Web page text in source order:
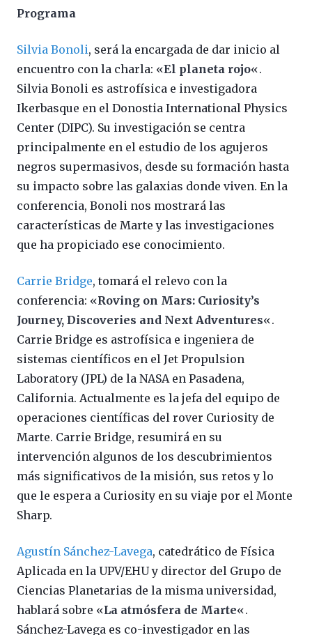
Programa
Silvia Bonoli, será la encargada de dar inicio al
encuentro con la charla: «El planeta rojo«.
Silvia Bonoli es astrofísica e investigadora
Ikerbasque en el Donostia International Physics
Center (DIPC). Su investigación se centra
principalmente en el estudio de los agujeros
negros supermasivos, desde su formación hasta
su impacto sobre las galaxias donde viven. En la
conferencia, Bonoli nos mostrará las
características de Marte y las investigaciones
que ha propiciado ese conocimiento.
Carrie Bridge, tomará el relevo con la
conferencia: «Roving on Mars: Curiosity’s
Journey, Discoveries and Next Adventures«.
Carrie Bridge es astrofísica e ingeniera de
sistemas científicos en el Jet Propulsion
Laboratory (JPL) de la NASA en Pasadena,
California. Actualmente es la jefa del equipo de
operaciones científicas del rover Curiosity de
Marte. Carrie Bridge, resumirá en su
intervención algunos de los descubrimientos
más significativos de la misión, sus retos y lo
que le espera a Curiosity en su viaje por el Monte
Sharp.
Agustín Sánchez-Lavega, catedrático de Física
Aplicada en la UPV/EHU y director del Grupo de
Ciencias Planetarias de la misma universidad,
hablará sobre «La atmósfera de Marte«.
Sánchez-Lavega es co-investigador en las